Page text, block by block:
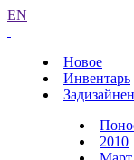
EN
Новое
Инвентарь
2010